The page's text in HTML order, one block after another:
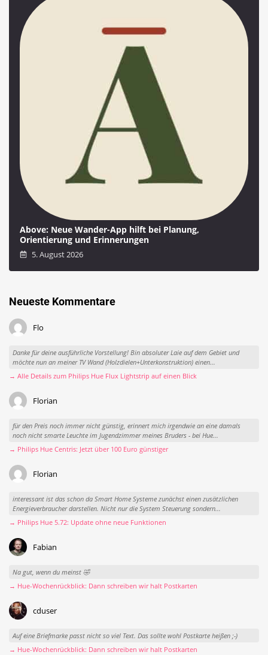
Above: Neue Wander-App hilft bei Planung,
Orientierung und Erinnerungen
5. August 2026
Neueste Kommentare
Flo
Danke für deine ausführliche Vorstellung! Bin absoluter Laie auf dem Gebiet und
möchte nun an meiner TV Wand (Holzdielen+Unterkonstruktion) einen...
→ Alle Details zum Philips Hue Flux Lightstrip auf einen Blick
Florian
für den Preis noch immer nicht günstig, erinnert mich irgendwie an eine damals
noch nicht smarte Leuchte im Jugendzimmer meines Bruders - bei Hue...
→ Philips Hue Centris: Jetzt über 100 Euro günstiger
Florian
interessant ist das schon da Smart Home Systeme zunächst einen zusätzlichen
Energieverbraucher darstellen. Nicht nur die System Steuerung sondern...
→ Philips Hue 5.72: Update ohne neue Funktionen
Fabian
Na gut, wenn du meinst 🤣
→ Hue-Wochenrückblick: Dann schreiben wir halt Postkarten
cduser
Auf eine Briefmarke passt nicht so viel Text. Das sollte wohl Postkarte heißen ;-)
→ Hue-Wochenrückblick: Dann schreiben wir halt Postkarten